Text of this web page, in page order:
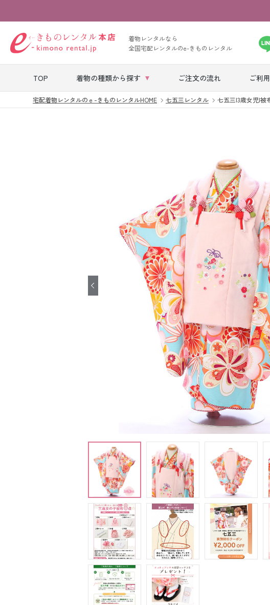
着物レンタルなら
全国宅配レンタルのe-きものレンタル
TOP 着物の種類から探す ご注文の流れ ご利
七五三レンタル 振袖レンタル
男性礼装レン
ル
引き振袖レンタ
小物販売品
宅配着物レンタルのｅ-きものレンタルHOME 七五三レンタル 七五三|3歳女児|被